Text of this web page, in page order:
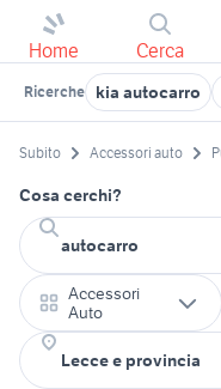
Home Cerca
Ricerche kia autocarro
Subito Accessori auto
Cosa cerchi?
Accessori
Auto